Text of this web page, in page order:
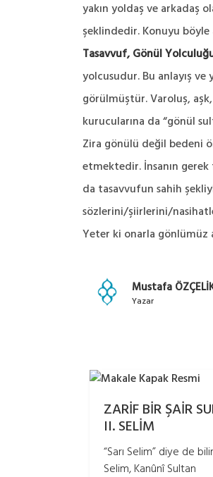
yakın yoldaş ve arkadaş
şeklindedir. Konuyu
Tasavvuf, Gönül
yolcusudur. Bu anlayış
görülmüştür. Varoluş,
kurucularına da “gönül
Zira gönülü değil bedeni
etmektedir. İnsanın
da tasavvufun sahih
sözlerini/şiirlerini/
Yeter ki onarla gönlümüz
Mustafa
Yazar
ZARİF BİR ŞAİR
II. SELİM
“Sarı Selim” diye de
Selim, Kanûnî Sultan